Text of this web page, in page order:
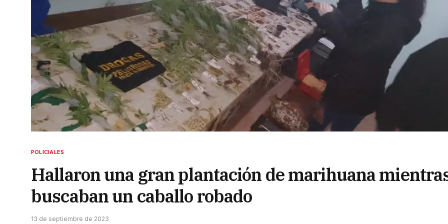
POLICIALES
Hallaron una gran plantación de marihuana
buscaban un caballo robado
13 de septiembre de 2023